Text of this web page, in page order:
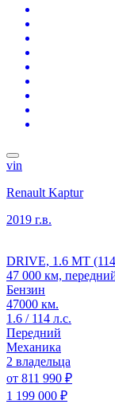
vin
Renault Kaptur
2019 г.в.
DRIVE, 1.6 MT
47 000 км,
Бензин
47000 км.
1.6 / 114 л.с.
Передний
Механика
2 владельца
от 811 990 ₽
1 199 000 ₽